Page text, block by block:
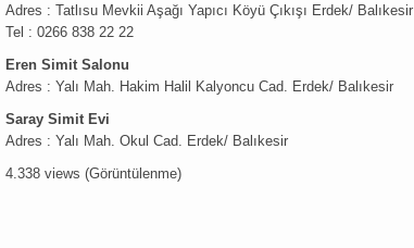
Adres : Tatlısu Mevkii Aşağı Yapıcı Köyü Çıkışı Erdek/ Balıkesir
Tel : 0266 838 22 22
Eren Simit Salonu
Adres : Yalı Mah. Hakim Halil Kalyoncu Cad. Erdek/ Balıkesir
Saray Simit Evi
Adres : Yalı Mah. Okul Cad. Erdek/ Balıkesir
4.338 views (Görüntülenme)